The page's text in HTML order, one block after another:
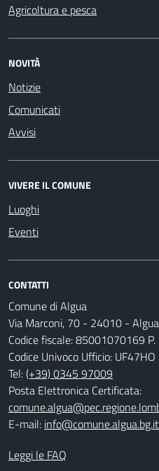
Agricoltura e pesca
NOVITÀ
Notizie
Comunicati
Avvisi
VIVERE IL COMUNE
Luoghi
Eventi
CONTATTI
Comune di Algua
Via Marconi, 70 - 24010 -
Codice fiscale: 85001070169
Codice Univoco Ufficio: UF47HO
Tel:(+39) 0345 97009
Posta Elettronica Certificata:
E-mail: info@comune.algua.bg.it
Leggi le FAQ